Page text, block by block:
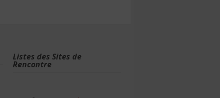
Listes des Sites de
Rencontre